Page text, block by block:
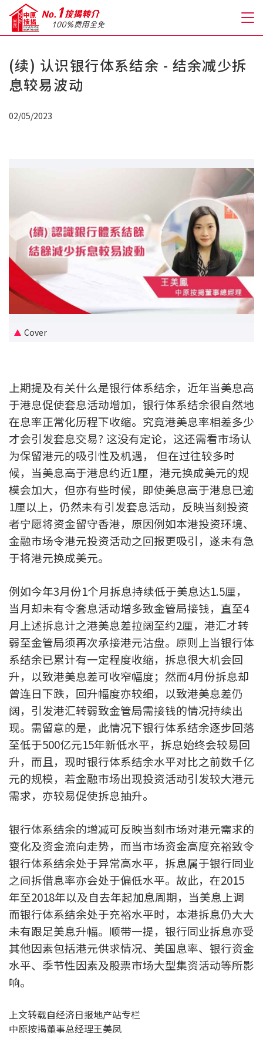
关于我们
私人贷款
优惠礼遇
新盘优越按揭优惠
中原按揭标签优惠
推荐齐齐友赏
按揭计算
转按计算
置业预算
供款年期计算
工商铺按揭计算
印花税计算
下载中心
按揭全面睇
新闻/研究
公司动态
按市新闻
统计数据库
按揭快趣智识
按揭智库
楼按专栏
按揭百科
实时银行资讯
装修·保险优惠
免费装修转介服务
装修设计专栏
保险资讯专栏
(续) 认识银行体系结余 - 结余减少拆
息较易波动
02/05/2023
Cover
上期提及有关什么是银行体系结余，近年当美息高
于港息促使套息活动增加，银行体系结余很自然地
在息率正常化历程下收缩。究竟港美息率相差多少
才会引发套息交易? 这没有定论，这还需看市场认
为保留港元的吸引性及机遇， 但在过往较多时
候，当美息高于港息约近1厘，港元换成美元的规
模会加大，但亦有些时候，即使美息高于港息已逾
1厘以上，仍然未有引发套息活动，反映当刻投资
者宁愿将资金留守香港，原因例如本港投资环境、
金融市场令港元投资活动之回报更吸引，遂未有急
于将港元换成美元。
例如今年3月份1个月拆息持续低于美息达1.5厘，
当月却未有令套息活动增多致金管局接钱，直至4
月上述拆息计之港美息差拉阔至约2厘，港汇才转
弱至金管局须再次承接港元沽盘。原则上当银行体
系结余已累计有一定程度收缩，拆息很大机会回
升，以致港美息差可收窄幅度；然而4月份拆息却
曾连日下跌，回升幅度亦较细，以致港美息差仍
阔，引发港汇转弱致金管局需接钱的情况持续出
现。需留意的是，此情况下银行体系结余逐步回落
至低于500亿元15年新低水平，拆息始终会较易回
升，而且，现时银行体系结余水平对比之前数千亿
元的规模，若金融市场出现投资活动引发较大港元
需求，亦较易促使拆息抽升。
银行体系结余的增减可反映当刻市场对港元需求的
变化及资金流向走势，而当市场资金高度充裕致令
银行体系结余处于异常高水平，拆息属于银行同业
之间拆借息率亦会处于偏低水平。故此，在2015
年至2018年以及自去年起加息周期，当美息上调
而银行体系结余处于充裕水平时，本港拆息仍大大
未有跟足美息升幅。顺带一提，银行同业拆息亦受
其他因素包括港元供求情况、美国息率、银行资金
水平、季节性因素及股票市场大型集资活动等所影
响。
上文转载自经济日报地产站专栏
中原按揭董事总经理王美凤